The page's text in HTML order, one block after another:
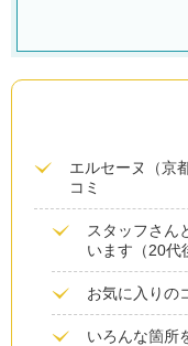
エルセーヌ（京
コミ
スタッフさん
います（20代
お気に入りの
いろんな箇所